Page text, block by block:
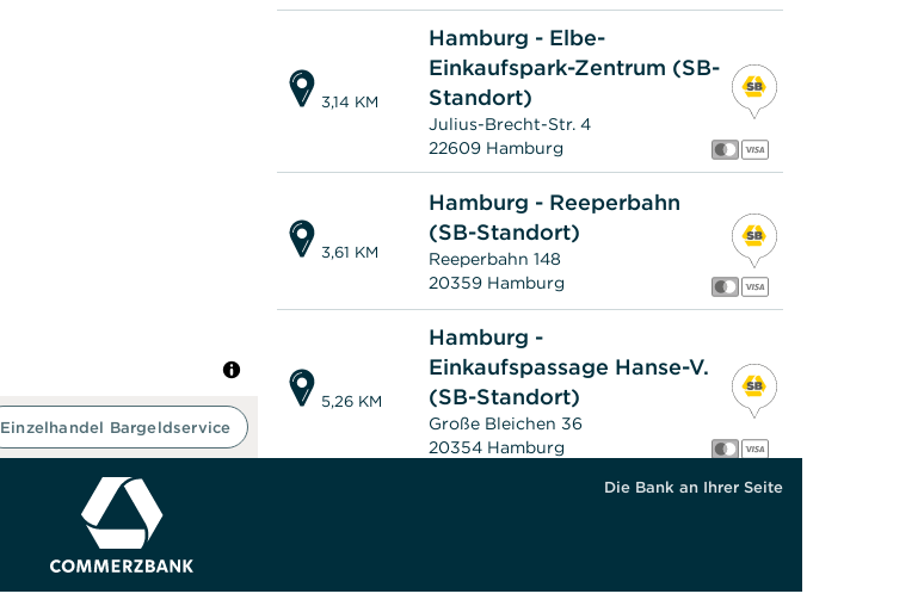
Einzelhandel Bargeldservice
3,14 KM
Hamburg - Elbe-
Einkaufspark-Zentrum (SB-
Standort)
Julius-Brecht-Str. 4
22609 Hamburg
3,61 KM
Hamburg - Reeperbahn
(SB-Standort)
Reeperbahn 148
20359 Hamburg
5,26 KM
Hamburg -
Einkaufspassage Hanse-V.
(SB-Standort)
Große Bleichen 36
20354 Hamburg
Die Bank an Ihrer Seite